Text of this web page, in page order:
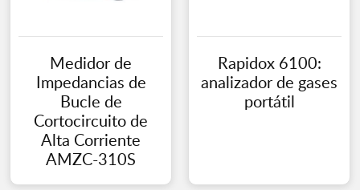
Medidor de
Impedancias de
Bucle de
Cortocircuito de
Alta Corriente
AMZC-310S
Rapidox 6100:
analizador de gases
portátil